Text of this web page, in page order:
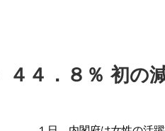
４４．８％ 初の